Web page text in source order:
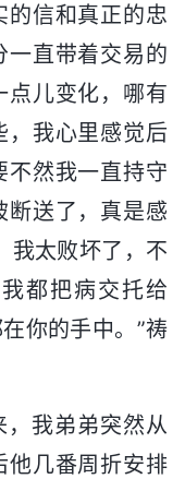
的信和真正的忠
一直带着交易的
点儿变化，哪有
，我心里感觉后
不然我一直持守
断送了，真是感
我太败坏了，不
都把病交托给
你的手中。”祷
，我弟弟突然从
他几番周折安排